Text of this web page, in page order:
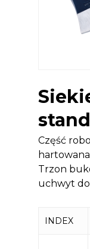
Część
Trzon
uchwyt do
INDEX